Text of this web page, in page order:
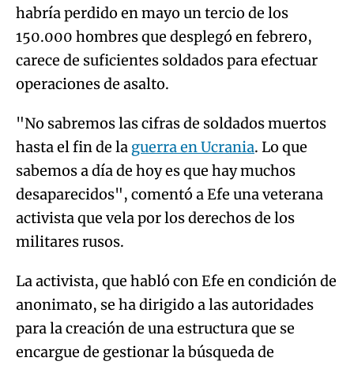
habría perdido en mayo un tercio de los
150.000 hombres que desplegó en febrero,
carece de suficientes soldados para efectuar
operaciones de asalto.
"No sabremos las cifras de soldados muertos
hasta el fin de la guerra en Ucrania. Lo que
sabemos a día de hoy es que hay muchos
desaparecidos", comentó a Efe una veterana
activista que vela por los derechos de los
militares rusos.
La activista, que habló con Efe en condición de
anonimato, se ha dirigido a las autoridades
para la creación de una estructura que se
encargue de gestionar la búsqueda de